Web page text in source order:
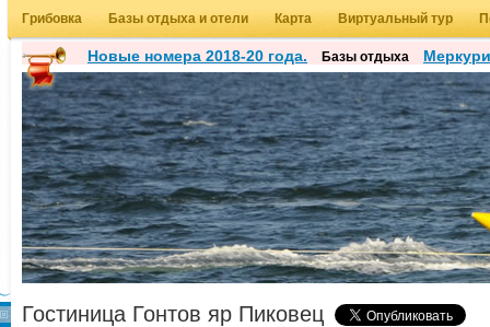
Грибовка Базы отдыха и отели Карта Виртуальный тур
Новые номера 2018-20 года. Базы отдыха
Гостиница Гонтов яр Пиковец